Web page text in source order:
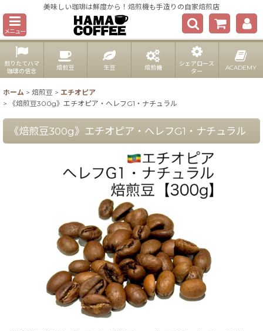
美味しい珈琲は鮮度から！焙煎機も手造りの自家焙煎店
メニュー
煎りたてハマ
珈琲の信念
焙煎豆 生豆 焙煎機
シェアロース
ター
ACADEMY
ホーム > 焙煎豆 > エチオピア
>
《焙煎豆300g》エチオピア・へレフG1・ナチュラル
《焙煎豆300g》エチオピア・へレフG1・ナチュラル